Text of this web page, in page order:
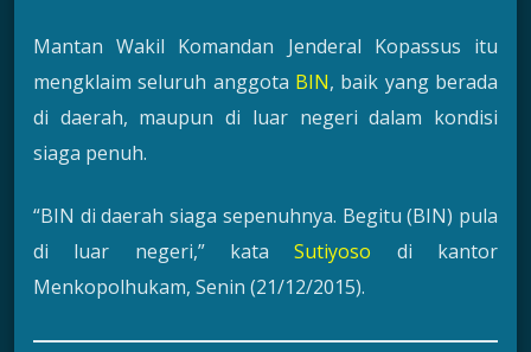
Mantan Wakil Komandan Jenderal Kopassus itu
mengklaim seluruh anggota BIN, baik yang berada
di daerah, maupun di luar negeri dalam kondisi
siaga penuh.
“BIN di daerah siaga sepenuhnya. Begitu (BIN) pula
di luar negeri,” kataSutiyoso di kantor
Menkopolhukam, Senin (21/12/2015).